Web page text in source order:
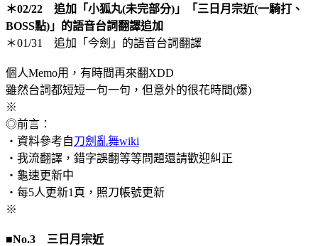
＊02/22 追加「小狐丸(未完部分)」「三日月宗近(一騎打、
BOSS點)」的語音台詞翻譯追加
＊01/31 追加「今劍」的語音台詞翻譯
個人Memo用，有時間再來翻XDD
雖然台詞都短短一句一句，但意外的很花時間(爆)
※
◎前言：
‧資料參考自刀劍亂舞wiki
‧我流翻譯，錯字誤翻等等問題還請歡迎糾正
‧龜速更新中
‧每5人更新1頁，照刀帳號更新
※
■No.3 三日月宗近